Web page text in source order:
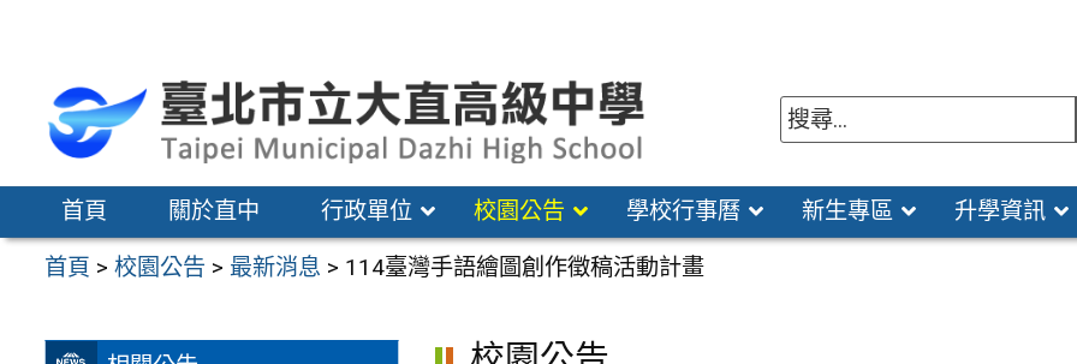
區
首頁 關於直中 行政單位 校園公告 學校行事曆 新生專區 升學資訊
首頁 >校園公告 > 最新消息 > 114臺灣手語繪圖創作徵稿活動計畫